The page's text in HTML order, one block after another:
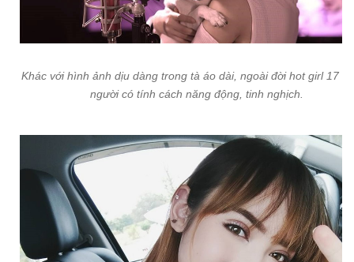
Khác với hình ảnh dịu dàng trong tà áo dài, ngoài đời hot girl 17
người có tính cách năng động, tinh nghịch.